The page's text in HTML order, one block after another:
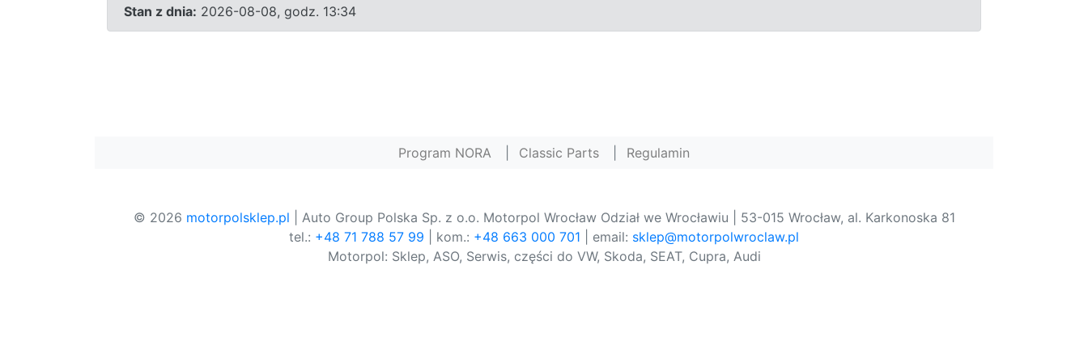
Stan z dnia: 2026-08-08, godz. 13:34
Program NORA Classic Parts Regulamin
© 2026 motorpolsklep.pl | Auto Group Polska Sp. z o.o. Motorpol Wrocław Odział we Wrocławiu | 53-015 Wrocław, al. Karkonoska 81
tel.: +48 71 788 57 99 | kom.: +48 663 000 701 | email: sklep@motorpolwroclaw.pl
Motorpol: Sklep, ASO, Serwis, części do VW, Skoda, SEAT, Cupra, Audi